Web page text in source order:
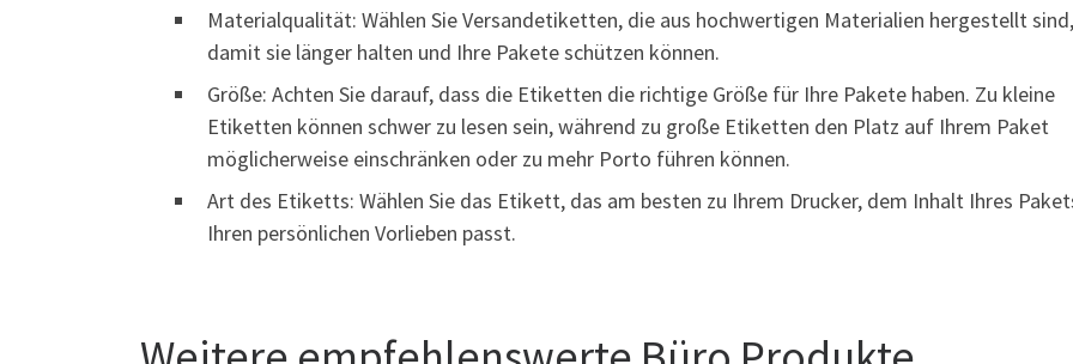
Materialqualität: Wählen Sie Versandetiketten, die aus hochwertigen Materialien hergestellt sind,
damit sie länger halten und Ihre Pakete schützen können.
Größe: Achten Sie darauf, dass die Etiketten die richtige Größe für Ihre Pakete haben. Zu kleine
Etiketten können schwer zu lesen sein, während zu große Etiketten den Platz auf Ihrem Paket
möglicherweise einschränken oder zu mehr Porto führen können.
Art des Etiketts: Wählen Sie das Etikett, das am besten zu Ihrem Drucker, dem Inhalt Ihres
Ihren persönlichen Vorlieben passt.